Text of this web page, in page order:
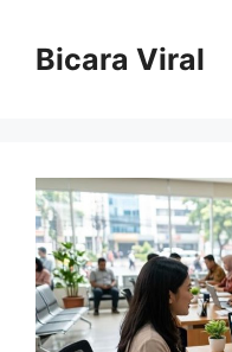
contentBicara Viral